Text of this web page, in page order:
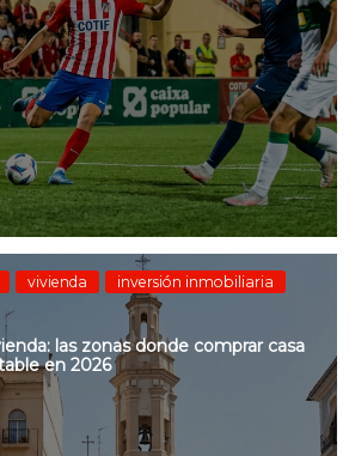
vivienda
inversión inmobiliaria
las zonas donde comprar casa
en 2026